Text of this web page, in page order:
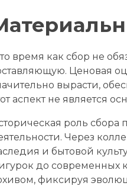
время как сбор не
Ценовая
вырасти,
аспект не является
роль сбора
Через
и бытовой
до современных
фиксируя